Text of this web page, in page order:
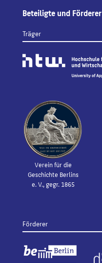
Beteiligte und Förderer
Träger
Verein für die
Geschichte Berlins
e. V., gegr. 1865
Förderer